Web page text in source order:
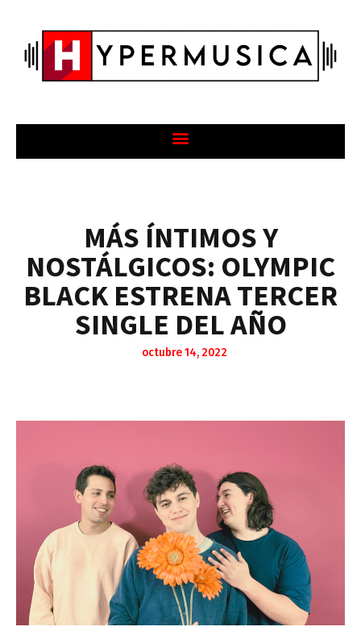
MÁS ÍNTIMOS Y
NOSTÁLGICOS: OLYMPIC
BLACK ESTRENA TERCER
SINGLE DEL AÑO
octubre 14, 2022